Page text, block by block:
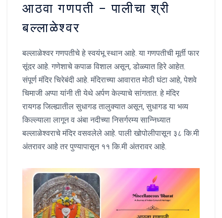
आठवा गणपती – पालीचा श्री
बल्लाळेश्वर
बल्लाळेश्वर गणपतीचे हे स्वयंभू स्थान आहे. या गणपतीची मूर्ती फार
सूंदर आहे. गणेशाचे कपाळ विशाल असून, डोळ्यात हिरे आहेत.
संपूर्ण मंदिर चिरेबंदी आहे. मंदिराच्या आवारात मोठी घंटा आहे, पेशवे
चिमाजी अप्पा यांनी ती येथे अर्पण केल्याचे सांगतात. हे मंदिर
रायगड जिल्ह्यातील सुधागड तालुक्यात असून, सुधागड या भव्य
किल्ल्याला लागून व अंबा नदीच्या निसर्गरम्य सान्निध्यात
बल्लाळेश्वराचे मंदिर वसवलेले आहे. पाली खोपोलीपासून ३८ कि.मी
अंतरावर आहे तर पुण्यापासून ११ कि.मी अंतरावर आहे.